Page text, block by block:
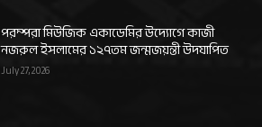
পরম্পরা মিউজিক একাডেমির উদ্যোগে কাজী
নজরুল ইসলামের ১২৭তম জন্মজয়ন্তী উদযাপিত
July 27, 2026